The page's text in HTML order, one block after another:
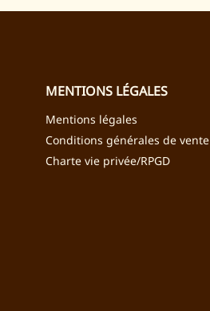
MENTIONS LÉGALES
Mentions légales
Conditions générales de vente
Charte vie privée/RPGD